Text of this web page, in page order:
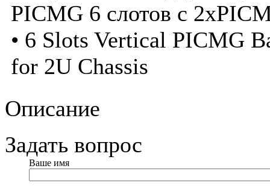
PICMG 6 слотов с
• 6 Slots Vertical PICMG
for 2U Chassis
Описание
Задать вопрос
Ваше имя